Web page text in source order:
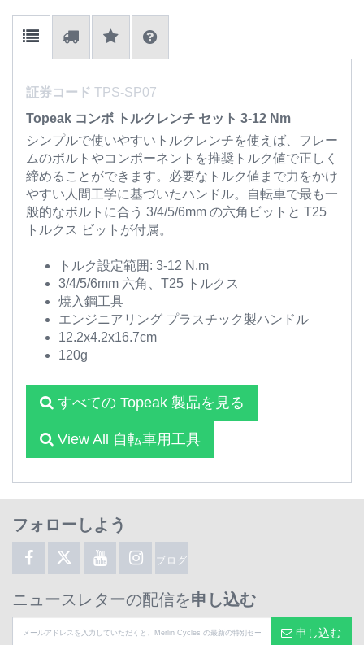
証券コード TPS-SP07
Topeak コンボ トルクレンチ セット 3-12 Nm
シンプルで使いやすいトルクレンチを使えば、フレー
ムのボルトやコンポーネントを推奨トルク値で正しく
締めることができます。必要なトルク値まで力をかけ
やすい人間工学に基づいたハンドル。自転車で最も一
般的なボルトに合う 3/4/5/6mm の六角ビットと T25
トルクス ビットが付属。
トルク設定範囲: 3-12 N.m
3/4/5/6mm 六角、T25 トルクス
焼入鋼工具
エンジニアリング プラスチック製ハンドル
12.2x4.2x16.7cm
120g
すべての Topeak 製品を見る
View All 自転車用工具
フォローしよう
ブログ
ニュースレターの配信を申し込む
申し込む